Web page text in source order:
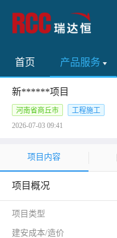
首页 产品服务
新******项目
河南省商丘市
工程施工
2026-07-03 09:41
项目内容
项目概况
项目类型
建安成本/造价